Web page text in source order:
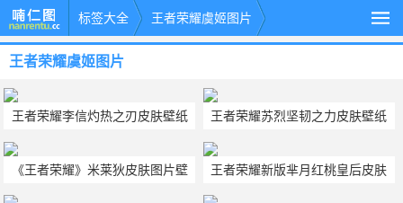
标签大全 王者荣耀虞姬图片
王者荣耀虞姬图片
王者荣耀李信灼热之刃皮肤壁纸
王者荣耀苏烈坚韧之力皮肤壁纸
《王者荣耀》米莱狄皮肤图片壁
王者荣耀新版芈月红桃皇后皮肤